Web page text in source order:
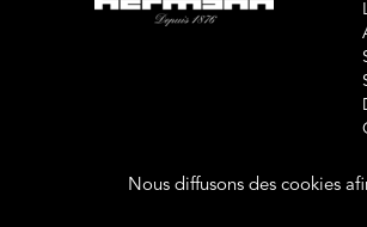
Nous diffusons des cookies